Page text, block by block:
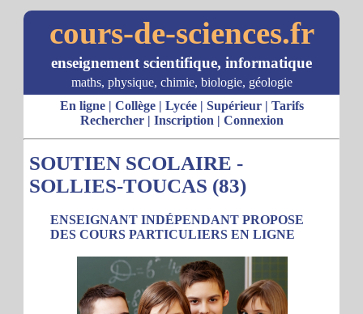
cours-de-sciences.fr
enseignement scientifique, informatique
maths, physique, chimie, biologie, géologie
En ligne| Collège| Lycée| Supérieur| Tarifs
Rechercher| Inscription | Connexion
SOUTIEN SCOLAIRE -
SOLLIES-TOUCAS (83)
ENSEIGNANT INDÉPENDANT PROPOSE
DES COURS PARTICULIERS EN LIGNE